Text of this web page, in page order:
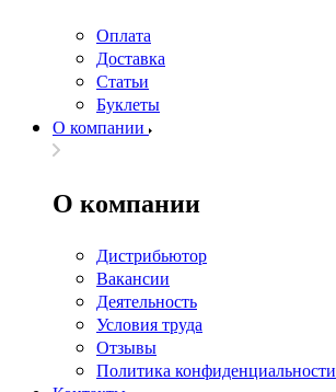
Оплата
Доставка
Статьи
Буклеты
О компании
О компании
Дистрибьютор
Вакансии
Деятельность
Условия труда
Отзывы
Политика конфиденциальности